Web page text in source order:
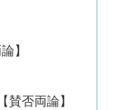
】
否両論】